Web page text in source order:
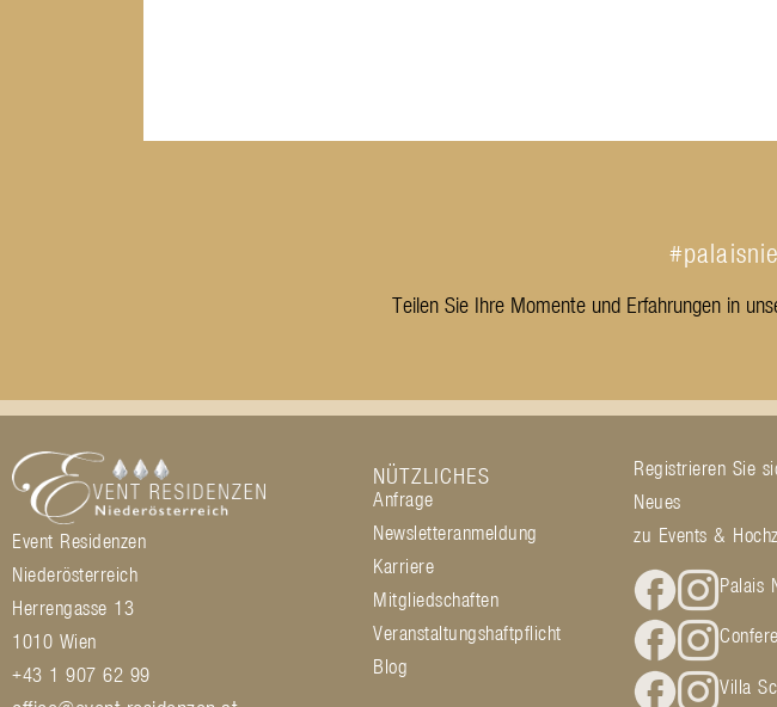
Teilen Sie Ihre Momente und Erfahrungen in
Event Residenzen
Niederösterreich
Herrengasse 13
1010 Wien
+43 1 907 62 99
NÜTZLICHES
Anfrage
Newsletteranmeldung
Karriere
Mitgliedschaften
Veranstaltungshaftpflicht
Blog
Registrieren Sie
Neues
zu Events &
Palais
Villa